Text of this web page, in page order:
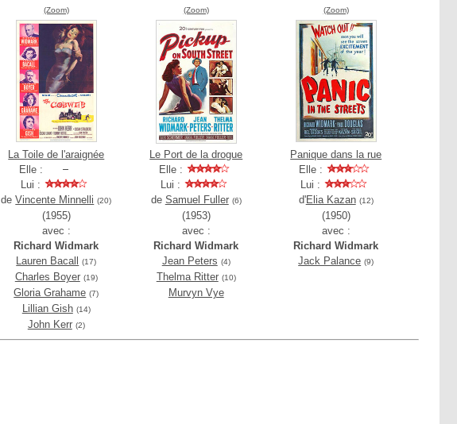
(Zoom)
La Toile de l'araignée
Elle :
Lui :
deVincente Minnelli (20)
(1955)
avec :
Richard Widmark
Lauren Bacall
(17)
Charles Boyer (19)
Gloria Grahame (7)
Lillian Gish (14)
John Kerr (2)
(Zoom)
Le Port de la drogue
Elle :
Lui :
de Samuel Fuller (6)
(1953)
avec :
Richard Widmark
Jean Peters (4)
Thelma Ritter (10)
Murvyn Vye
(Zoom)
Panique dans la rue
Elle :
Lui :
d'Elia Kazan (12)
(1950)
avec :
Richard Widmark
Jack Palance (9)